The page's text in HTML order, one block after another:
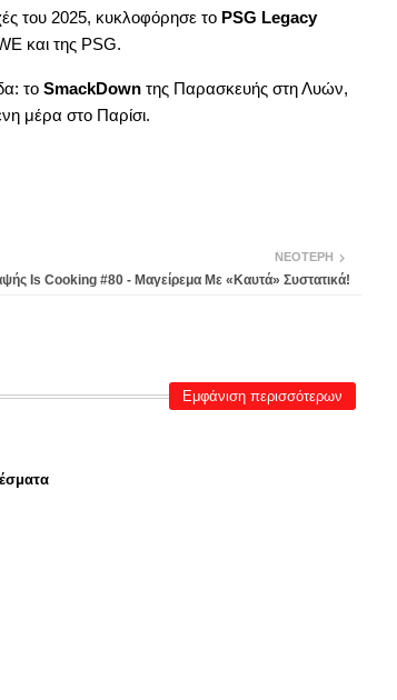
του 2025, κυκλοφόρησε το PSG Legacy
και της PSG.
το SmackDownτης Παρασκευής στη Λυών,
μέρα στο Παρίσι.
ΝΕΌΤΕΡΗ
Is Cooking #80 - Μαγείρεμα Με «Καυτά» Συστατικά!
Εμφάνιση περισσότερων